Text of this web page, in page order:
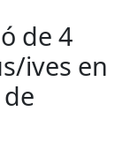
de 4
ives en